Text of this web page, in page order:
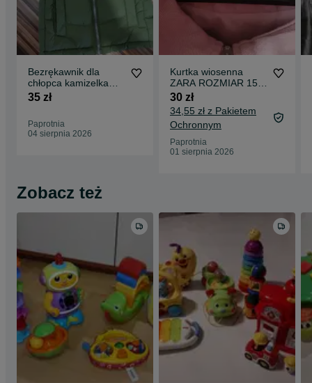
Bezrękawnik dla
chłopca kamizelka
Reserved 110
35 zł
Paprotnia
04 sierpnia 2026
Kurtka wiosenna
ZARA ROZMIAR 152
różowa
30 zł
34,55 zł z Pakietem
Ochronnym
Paprotnia
01 sierpnia 2026
Zobacz też